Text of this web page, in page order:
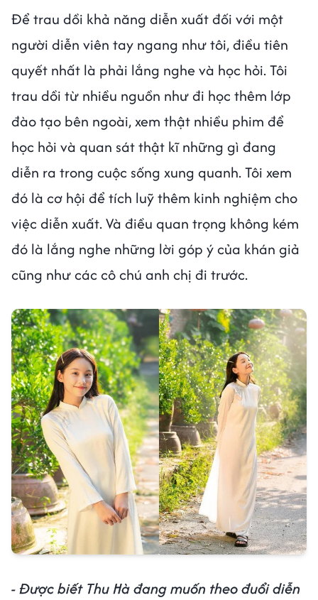
Để trau dồi khả năng diễn xuất đối với một
người diễn viên tay ngang như tôi, điều tiên
quyết nhất là phải lắng nghe và học hỏi. Tôi
trau dồi từ nhiều nguồn như đi học thêm lớp
đào tạo bên ngoài, xem thật nhiều phim để
học hỏi và quan sát thật kĩ những gì đang
diễn ra trong cuộc sống xung quanh. Tôi xem
đó là cơ hội để tích luỹ thêm kinh nghiệm cho
việc diễn xuất. Và điều quan trọng không kém
đó là lắng nghe những lời góp ý của khán giả
cũng như các cô chú anh chị đi trước.
- Được biết Thu Hà đang muốn theo đuổi diễn